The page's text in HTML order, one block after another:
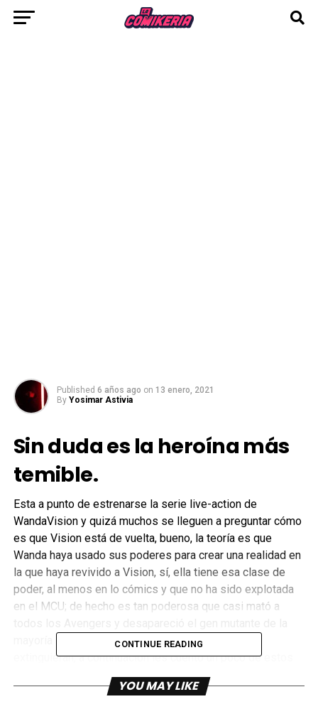
Avengers y los X-Men
Published 6 años ago on 13 enero, 2021
By Yosimar Astivia
Sin duda es la heroína más
temible.
Esta a punto de estrenarse la serie live-action de
WandaVision y quizá muchos se lleguen a preguntar cómo
es que Vision está de vuelta, bueno, la teoría es que
Wanda haya usado sus poderes para crear una realidad en
la que haya revivido a Vision, sí, ella tiene esa clase de
poder, al menos en lo cómics y que no ha sido explotada
en el MCU; de hecho es tan poderosa que casi mató a
mayoría de lo mutantes, provocando que casi se
extinguieran, a continuación les cuento un poco de estos
eventos, (spoilers de los eventos de “Avengers
Disassembled” y “House of M“).
CONTINUE READING
YOU MAY LIKE